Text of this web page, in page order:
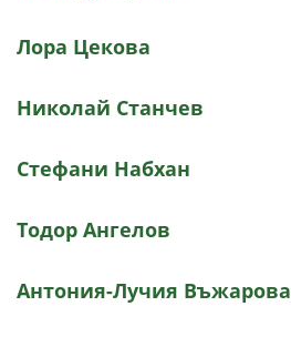
Лора Цекова
Николай Станчев
Стефани Набхан
Тодор Ангелов
Антония-Лучия Въжарова